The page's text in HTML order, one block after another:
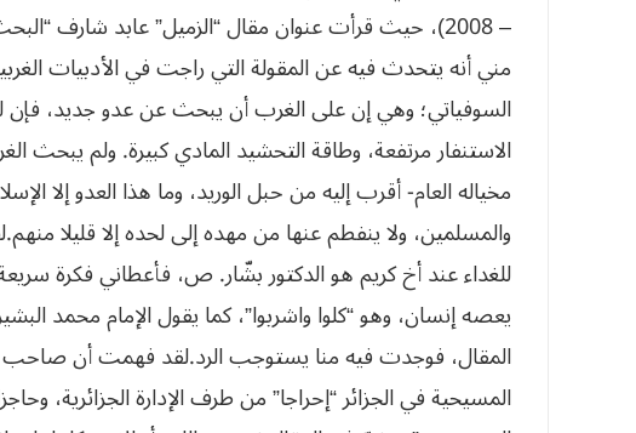
– 2008)، حيث قرأت عنوان مقال “الزميل” عابد شارف
مني أنه يتحدث فيه عن المقولة التي راجت في الأدبيات
السوفياتي؛ وهي إن على الغرب أن يبحث عن عدو جديد، فإن
الاستنفار مرتفعة، وطاقة التحشيد المادي كبيرة. ولم يبحث
للغداء عند أخ كريم هو الدكتور بشّار. ص، فأعطاني فكرة